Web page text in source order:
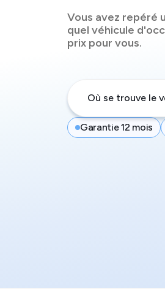
Vous avez repéré
quel véhicule
prix pour vous.
Garantie 12 mois